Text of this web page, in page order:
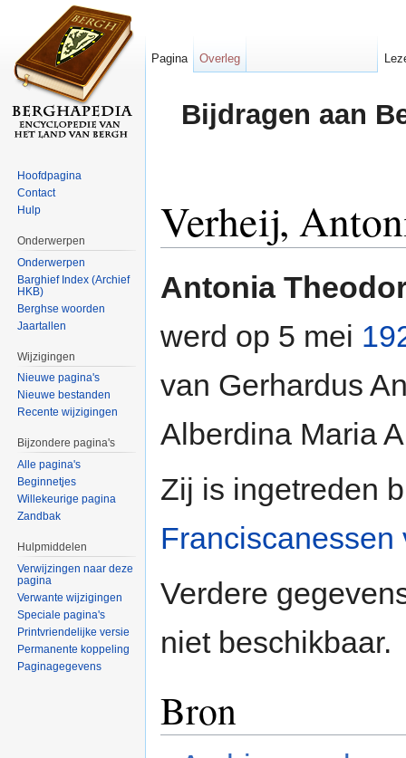
Bijdragen aan
Verheij,
Antonia
werd op 5 mei
van Gerhardus
Alberdina Maria
Zij is ingetreden
Verdere
niet beschikbaar.
Bron
Pagina Overleg
Hoofdpagina
Contact
Hulp
Onderwerpen
Onderwerpen
Barghief Index (Archief
HKB)
Berghse woorden
Jaartallen
Wijzigingen
Nieuwe pagina's
Nieuwe bestanden
Recente wijzigingen
Bijzondere pagina's
Alle pagina's
Beginnetjes
Willekeurige pagina
Zandbak
Hulpmiddelen
Verwijzingen naar deze
pagina
Verwante wijzigingen
Speciale pagina's
Printvriendelijke versie
Permanente koppeling
Paginagegevens